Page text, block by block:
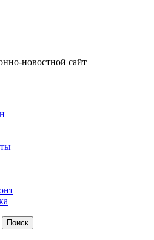
новостной сайт